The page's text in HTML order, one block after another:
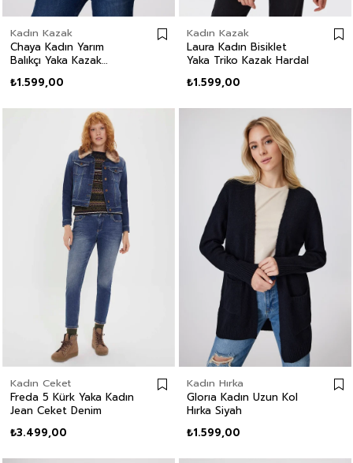
Kadın Kazak
Chaya Kadın Yarım
Balıkçı Yaka Kazak
₺1.599,00
Kadın Kazak
Laura Kadın Bisiklet
Yaka Triko Kazak Hardal
₺1.599,00
Kadın Ceket
Freda 5 Kürk Yaka Kadın
Jean Ceket Denim
₺3.499,00
Kadın Hırka
Glorıa Kadın Uzun Kol
Hırka Siyah
₺1.599,00